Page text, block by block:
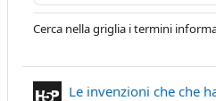
Cerca nella griglia i termini
Le invenzioni che che